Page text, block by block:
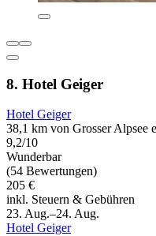
8. Hotel Geiger
Hotel Geiger
38,1 km von Grosser Alpsee
9,2/10
Wunderbar
(54 Bewertungen)
205 €
inkl. Steuern & Gebühren
23. Aug.–24. Aug.
Hotel Geiger